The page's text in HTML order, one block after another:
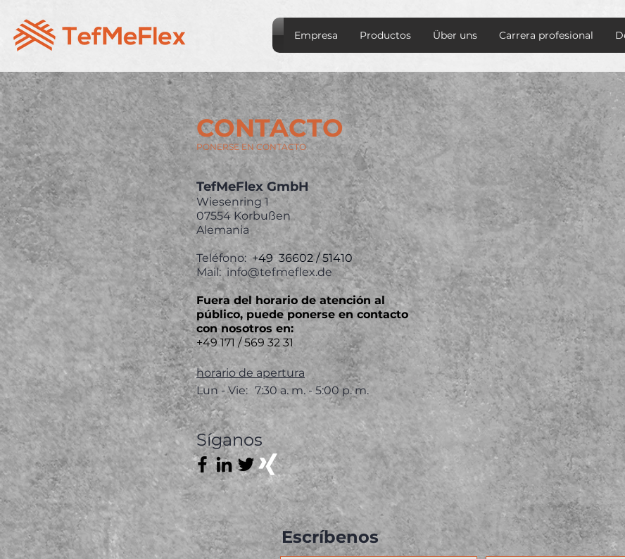
Empresa Productos Über uns Carrera profesional
CONTACTO
PONERSE EN CONTACTO
TefMeFlex GmbH
Wiesenring 1
07554 Korbußen
Alemania
Teléfono: +49 36602 / 51410
Mail: info@tefmeflex.de
Fuera del horario de atención al
público, puede ponerse en contacto
con nosotros en:
+49 171 / 569 32 31
horario de apertura
Lun - Vie: 7:30 a. m. - 5:00 p. m.
Síganos
Escríbenos